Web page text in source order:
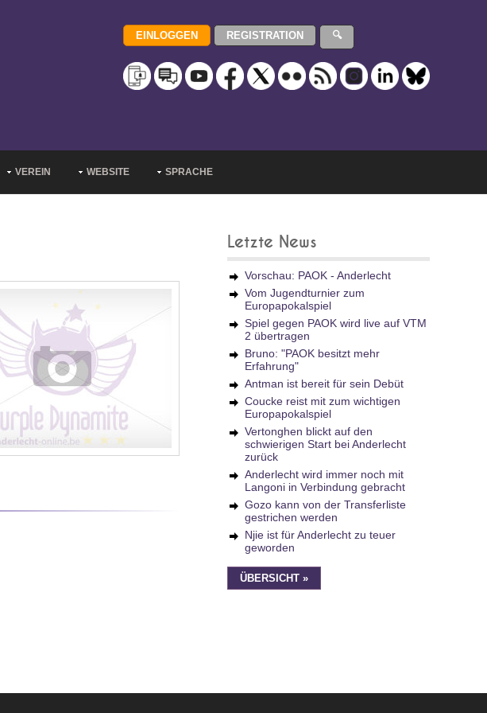
VEREIN WEBSITE SPRACHE
Letzte News
Vorschau: PAOK - Anderlecht
Vom Jugendturnier zum
Europapokalspiel
Spiel gegen PAOK wird live auf VTM
2 übertragen
Bruno: "PAOK besitzt mehr
Erfahrung"
Antman ist bereit für sein Debüt
Coucke reist mit zum wichtigen
Europapokalspiel
Vertonghen blickt auf den
schwierigen Start bei Anderlecht
zurück
Anderlecht wird immer noch mit
Langoni in Verbindung gebracht
Gozo kann von der Transferliste
gestrichen werden
Njie ist für Anderlecht zu teuer
geworden
ÜBERSICHT »